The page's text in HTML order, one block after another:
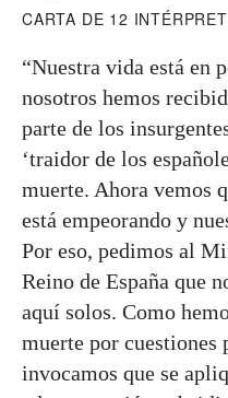
CARTA DE 12
“Nuestra vida está en
nosotros hemos
parte de los
‘traidor de los
muerte. Ahora vemos
está empeorando y
Por eso, pedimos al
Reino de España que
aquí solos. Como
muerte por
invocamos que se